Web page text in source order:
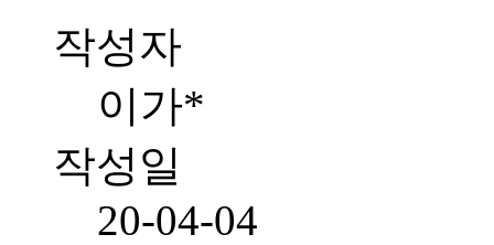
작성자
이가*
작성일
20-04-04